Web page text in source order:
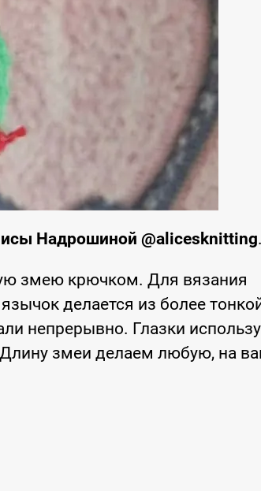
Надрошиной @alicesknitting
змею крючком. Для вязания
делается из более
непрерывно. Глазки
змеи делаем любую, на